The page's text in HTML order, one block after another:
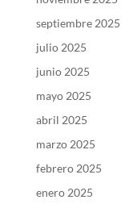
septiembre 2025
julio 2025
junio 2025
mayo 2025
abril 2025
marzo 2025
febrero 2025
enero 2025